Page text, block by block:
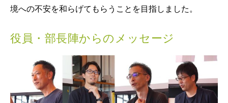
境への不安を和らげてもらうことを目指しました。
役員・部長陣からのメッセージ